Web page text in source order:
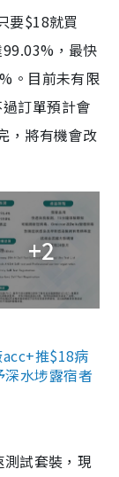
要$18就買
，最快
。目前未有限
訂單預計會
，將有機會改
+2
推$18病
水埗露宿者
試套裝，現